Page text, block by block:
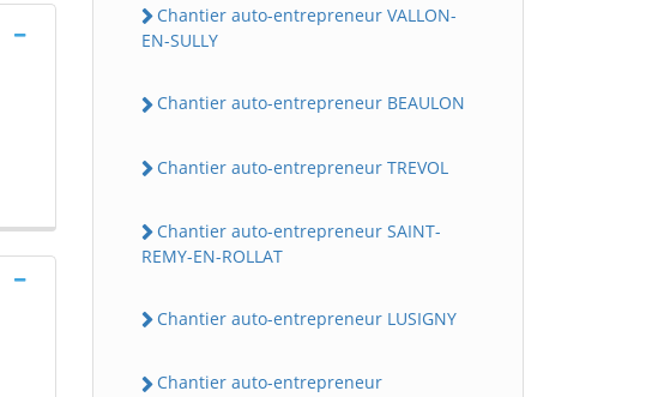
Chantier auto-entrepreneur VALLON-
EN-SULLY
Chantier auto-entrepreneur BEAULON
Chantier auto-entrepreneur TREVOL
Chantier auto-entrepreneur SAINT-
REMY-EN-ROLLAT
Chantier auto-entrepreneur LUSIGNY
Chantier auto-entrepreneur